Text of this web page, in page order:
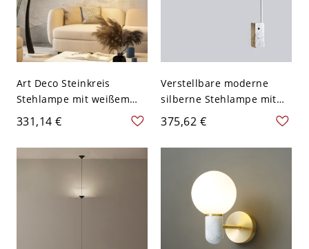
Art Deco Steinkreis
Stehlampe mit weißem
Stoffschirm für den
Wohnbereich,
LED/Glühlampe/Leuchtsto
fflampe und Fußschalter,
331,14 €
Verstellbare moderne
silberne Stehlampe mit
kuppelförmigem
Eisenschirm - 110V-120V
209,55 cm
375,62 €